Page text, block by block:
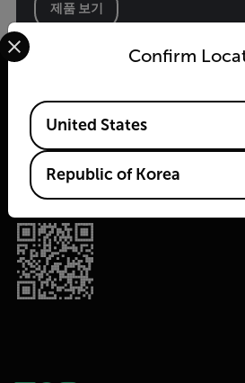
제품 보기
(주)플리어시스템코리아
2026 © Flir All rights reserved.
Confirm
Select your preferred country and
Available Locations
United States
Republic of Korea